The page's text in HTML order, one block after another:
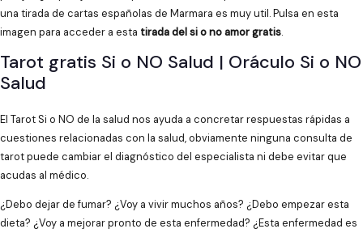
una tirada de cartas españolas de Marmara es muy util. Pulsa en esta
imagen para acceder a esta tirada del si o no amor gratis.
Tarot gratis Si o NO Salud | Oráculo Si o NO
Salud
El Tarot Si o NO de la salud nos ayuda a concretar respuestas rápidas a
cuestiones relacionadas con la salud, obviamente ninguna consulta de
tarot puede cambiar el diagnóstico del especialista ni debe evitar que
acudas al médico.
¿Debo dejar de fumar? ¿Voy a vivir muchos años? ¿Debo empezar esta
dieta? ¿Voy a mejorar pronto de esta enfermedad? ¿Esta enfermedad es